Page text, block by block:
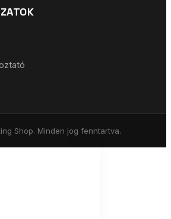
Shop. Minden jog fenntartva.